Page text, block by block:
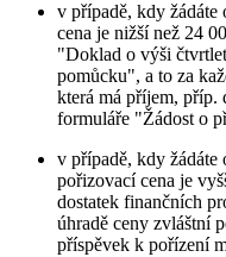
v případě, kdy
cena je nižší než 24
"Doklad o výši
pomůcku", a to za
která má příjem, příp.
formuláře "Žádost o
v případě, kdy
pořizovací cena je
dostatek finančních
úhradě ceny zvláštní
příspěvek k pořízení